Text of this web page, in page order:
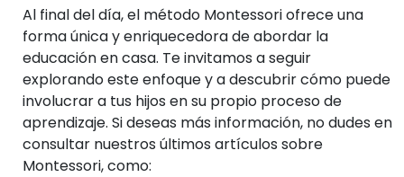
Al final del día, el método Montessori ofrece una
forma única y enriquecedora de abordar la
educación en casa. Te invitamos a seguir
explorando este enfoque y a descubrir cómo puede
involucrar a tus hijos en su propio proceso de
aprendizaje. Si deseas más información, no dudes en
consultar nuestros últimos artículos sobre
Montessori, como: